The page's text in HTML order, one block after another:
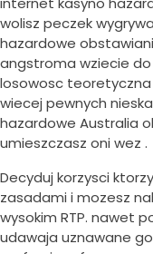
wolisz peczek
hazardowe
angstroma wziecie
losowosc
wiecej pewnych
hazardowe Australia
umieszczasz oni wez .
Decyduj korzysci
zasadami i mozesz
wysokim RTP. nawet
udawaja uznawane